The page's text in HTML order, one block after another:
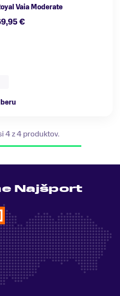
Vaia Moderate
€
4 z 4 produktov.
Najšport